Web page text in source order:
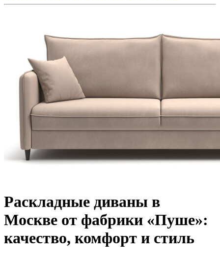
Раскладные диваны в
Москве от фабрики «Пуше»:
качество, комфорт и стиль